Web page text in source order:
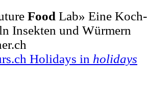
Food Lab» Eine
Insekten und Würmern
Holidays in holidays